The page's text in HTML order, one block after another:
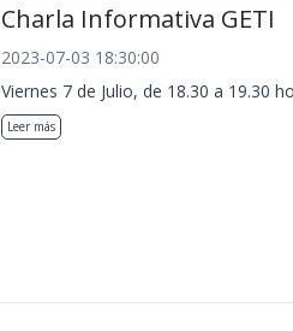
Charla Informativa GETI
2023-07-03 18:30:00
Viernes 7 de Julio, de 18.30 a 19.30
Leer más